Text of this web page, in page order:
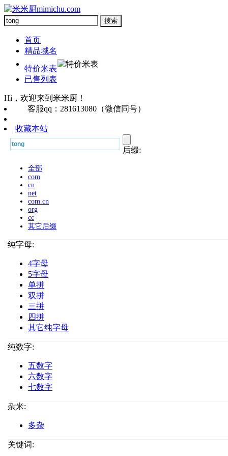
首页
精品域名
特价米表
已售列表
Hi，欢迎来到米米厨！
客服qq：281613080（微信同号）
收藏本站
后缀:
全部
com
cn
net
com.cn
org
cc
其它后缀
纯字母:
4字母
5字母
单拼
双拼
三拼
四拼
其它纯字母
纯数字:
五数字
六数字
七数字
杂米:
多杂
关键词: